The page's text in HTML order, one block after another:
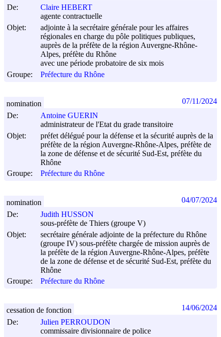
De:
Claire HEBERT
agente contractuelle
Objet:
adjointe à la secrétaire générale pour les affaires
régionales en charge du pôle politiques publiques,
auprès de la préfète de la région Auvergne-Rhône-
Alpes, préfète du Rhône
avec une période probatoire de six mois
Groupe:
Préfecture du Rhône
De:
Antoine GUERIN
administrateur de l'Etat du grade transitoire
Objet:
préfet délégué pour la défense et la sécurité auprès de la
préfète de la région Auvergne-Rhône-Alpes, préfète de
la zone de défense et de sécurité Sud-Est, préfète du
Rhône
Groupe:
Préfecture du Rhône
nomination 07/11/2024
De:
Judith HUSSON
sous-préfète de Thiers (groupe V)
Objet:
secrétaire générale adjointe de la préfecture du Rhône
(groupe IV) sous-préfète chargée de mission auprès de
la préfète de la région Auvergne-Rhône-Alpes, préfète
de la zone de défense et de sécurité Sud-Est, préfète du
Rhône
Groupe:
Préfecture du Rhône
nomination 04/07/2024
De:
Julien PERROUDON
commissaire divisionnaire de police
cessation de fonction 14/06/2024